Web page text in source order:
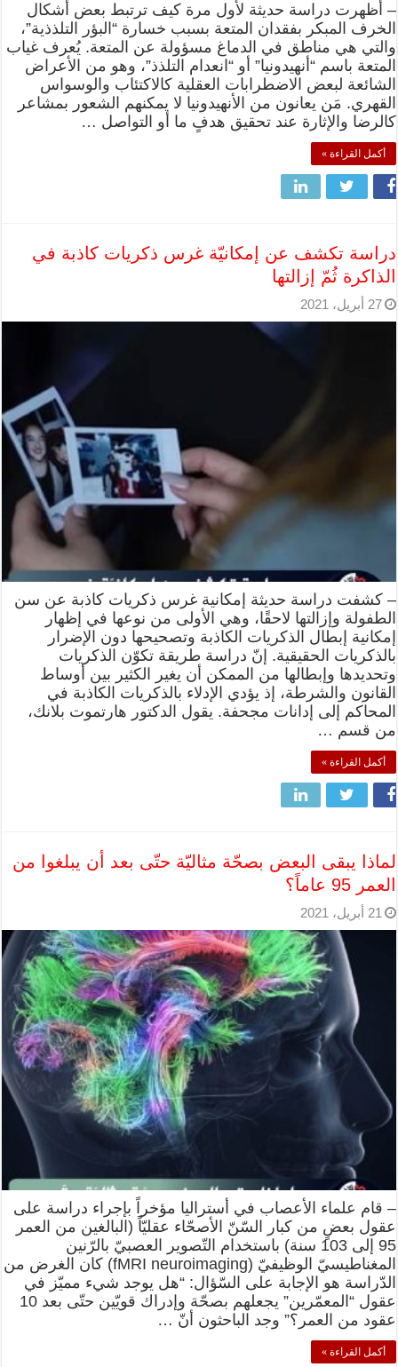
– أظهرت دراسة حديثة لأول مرة كيف ترتبط بعض أشكال
الخرف المبكر بفقدان المتعة بسبب خسارة “البؤر التلذذية”،
والتي هي مناطق في الدماغ مسؤولة عن المتعة. يُعرف غياب
المتعة باسم “أنهيدونيا” أو “انعدام التلذذ”، وهو من الأعراض
الشائعة لبعض الاضطرابات العقلية كالاكتئاب والوسواس
القهري. مَن يعانون من الأنهيدونيا لا يمكنهم الشعور بمشاعر
كالرضا والإثارة عند تحقيق هدفٍ ما أو التواصل …
أكمل القراءة »
دراسة تكشف عن إمكانيّة غرس ذكريات كاذبة في
الذاكرة ثُمّ إزالتها
27 أبريل، 2021
– كشفت دراسة حديثة إمكانية غرس ذكريات كاذبة عن سن
الطفولة وإزالتها لاحقًا، وهي الأولى من نوعها في إظهار
إمكانية إبطال الذكريات الكاذبة وتصحيحها دون الإضرار
بالذكريات الحقيقية. إنّ دراسة طريقة تكوّن الذكريات
وتحديدها وإبطالها من الممكن أن يغير الكثير بين أوساط
القانون والشرطة، إذ يؤدي الإدلاء بالذكريات الكاذبة في
المحاكم إلى إدانات مجحفة. يقول الدكتور هارتموت بلانك،
من قسم …
أكمل القراءة »
لماذا يبقى البعض بصحّة مثاليّة حتّى بعد أن يبلغوا من
العمر 95 عاماً؟
21 أبريل، 2021
– قام علماء الأعصاب في أستراليا مؤخراً بإجراء دراسة على
عقول بعضٍ من كبار السّنّ الأصحّاء عقليّاً (البالغين من العمر
95 إلى 103 سنة) باستخدام التّصوير العصبيّ بالرّنين
المغناطيسيّ الوظيفيّ (fMRI neuroimaging) كان الغرض من
الدّراسة هو الإجابة على السّؤال: “هل يوجد شيء مميّز في
عقول “المعمّرين” يجعلهم بصحّة وإدراك قويّين حتّى بعد 10
عقود من العمر؟” وجد الباحثون أنّ …
أكمل القراءة »